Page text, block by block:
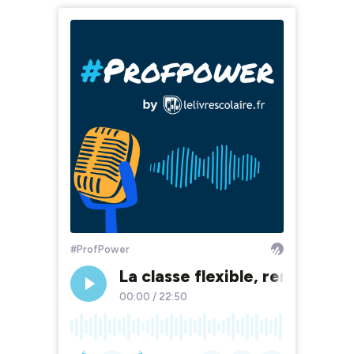
#ProfPower
La classe flexible, rencontre
00:00 / 22:50